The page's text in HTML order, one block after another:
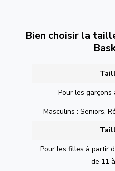
Bien choisir la
Pour les garçons
Masculins : Seniors,
Pour les filles à partir
de 11